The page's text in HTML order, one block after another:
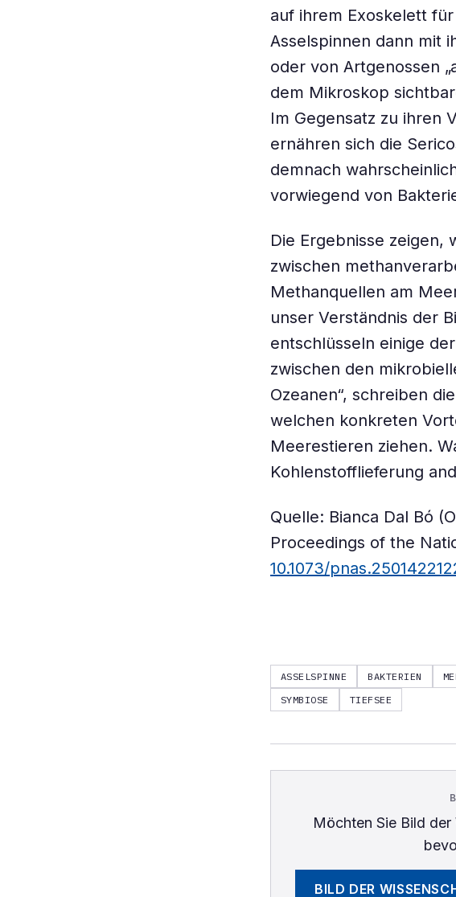
auf ihrem Exoskelett
Asselspinnen dann mit
oder von Artgenossen
dem Mikroskop
Im Gegensatz zu ihren
ernähren sich die
demnach
vorwiegend von
Die Ergebnisse zeigen,
zwischen
Methanquellen am
unser Verständnis der
entschlüsseln einige
zwischen den
Ozeanen“, schreiben
welchen konkreten
Meerestieren ziehen.
Kohlenstofflieferung
Quelle: Bianca Dal Bó
Proceedings of the
10.1073/
ASSELSPINNE BAKTERIEN
SYMBIOSE
TIEFSEE
Möchten Sie Bild der
BILD DER